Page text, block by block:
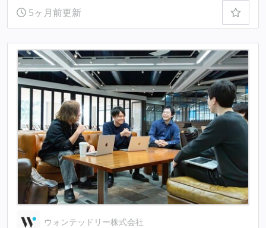
5ヶ月前更新
ウォンテッドリー株式会社